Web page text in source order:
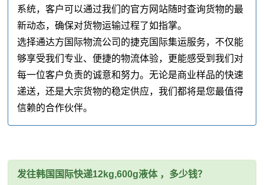
系统，客户可以通过我们的官方网站随时查询货物的最
新动态，确保对货物运输过程了如指掌。
选择通达方国际物流公司的捷克国际集运服务，不仅能
够享受我们专业、便捷的物流体验，更能感受到我们对
每一位客户负责的诚意和努力。无论是商业样品的快速
递送，还是大宗货物的稳定供应，我们都将是您最值得
信赖的合作伙伴。
发往韩国国际快递12kg,600g液体 ，多少钱？